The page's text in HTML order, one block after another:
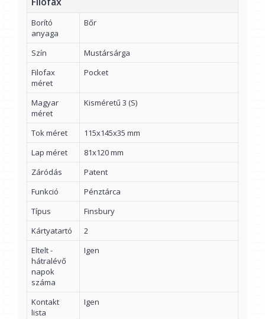
Borító
anyaga
Bőr
Szín
Mustársárga
Filofax
méret
Pocket
Magyar
méret
Kisméretű 3 (S)
Tok méret
115x145x35 mm
Lap méret
81x120 mm
Záródás
Patent
Funkció
Pénztárca
Típus
Finsbury
Kártyatartó
2
Eltelt -
hátralévő
napok
száma
Igen
Kontakt
lista
Igen